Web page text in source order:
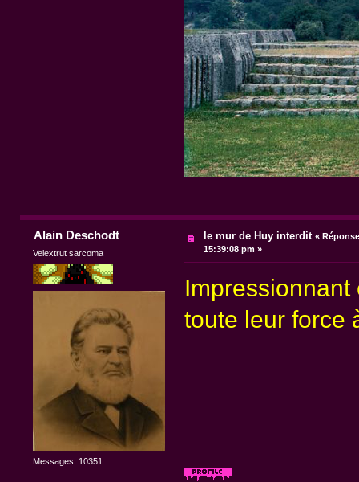
Alain Deschodt
Velextrut sarcoma
Messages: 10351
le mur de Huy interdit «
15:39:08 pm »
toute leur